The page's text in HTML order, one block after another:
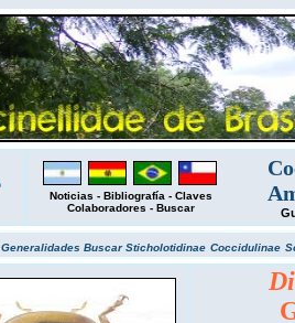
Noticias - Bibliografía - Claves
Colaboradores - Buscar
Generalidades BuscarSticholotidinae Coccidulinae